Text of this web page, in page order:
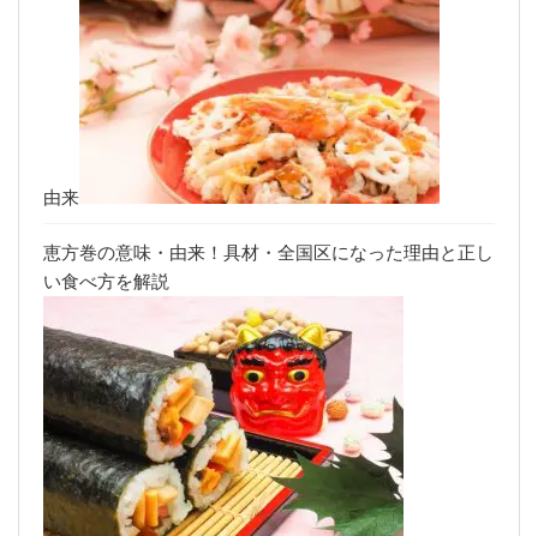
由来
恵方巻の意味・由来！具材・全国区になった理由と正し
い食べ方を解説